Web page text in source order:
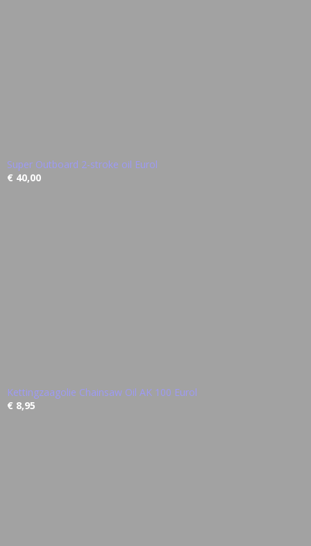
Super Outboard 2-stroke oil Eurol
€ 40,00
Kettingzaagolie Chainsaw Oil AK 100 Eurol
€ 8,95